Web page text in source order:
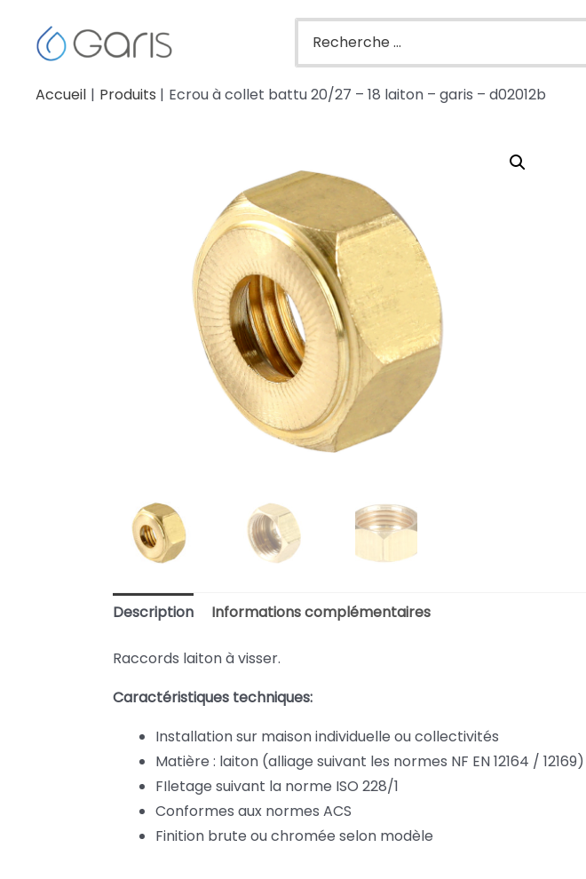
Accueil Produits Ecrou à collet battu 20/27 – 18 laiton – garis – d02012b
Description Informations complémentaires
Raccords laiton à visser.
Caractéristiques techniques:
Installation sur maison individuelle ou collectivités
Matière : laiton (alliage suivant les normes NF EN 12164 / 12169)
FIletage suivant la norme ISO 228/1
Conformes aux normes ACS
Finition brute ou chromée selon modèle